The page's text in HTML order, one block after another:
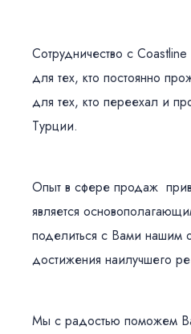
Сотрудничество с
для тех, кто постоянно
для тех, кто переехал и
Турции.
Опыт в сфере продаж
является
поделиться с Вами нашим
достижения наилучшего
Мы с радостью поможем